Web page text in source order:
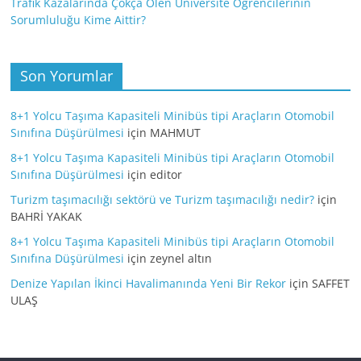
Sorumluluğu Kime Aittir?
Son Yorumlar
8+1 Yolcu Taşıma Kapasiteli Minibüs tipi Araçların Otomobil
Sınıfına Düşürülmesi için MAHMUT
8+1 Yolcu Taşıma Kapasiteli Minibüs tipi Araçların Otomobil
Sınıfına Düşürülmesi içineditor
Turizm taşımacılığı sektörü ve Turizm taşımacılığı nedir? için
BAHRİ YAKAK
8+1 Yolcu Taşıma Kapasiteli Minibüs tipi Araçların Otomobil
Sınıfına Düşürülmesi içinzeynel altın
Denize Yapılan İkinci Havalimanında Yeni Bir Rekor içinSAFFET
ULAŞ